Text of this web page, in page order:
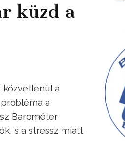
küzd a
a
a
Barométer
s a stressz miatt